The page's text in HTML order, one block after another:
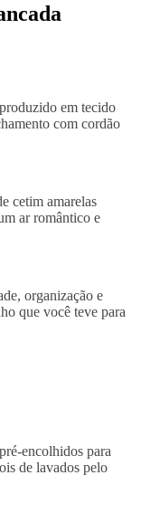
em tecido
com cordão
cetim amarelas
ar romântico e
organização e
que você teve para
encolhidos para
de lavados pelo